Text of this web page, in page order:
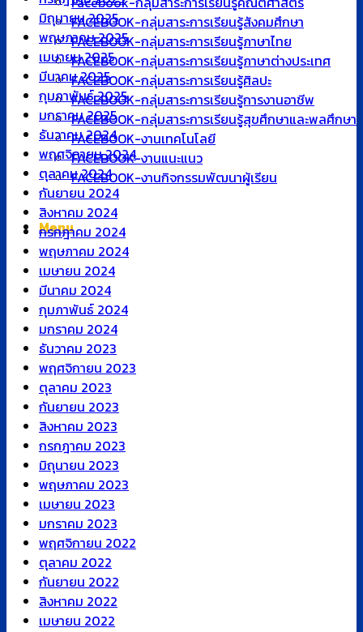
FACEBOOK-กลุ่มสาระการเรียนรู้สังคมศึกษา
FACEBOOK-กลุ่มสาระการเรียนรู้ภาษาไทย
FACEBOOK-กลุ่มสาระการเรียนรู้ภาษาต่างประเทศ
FACEBOOK-กลุ่มสาระการเรียนรู้ศิลปะ
FACEBOOK-กลุ่มสาระการเรียนรู้การงานอาชีพ
FACEBOOK-กลุ่มสาระการเรียนรู้สุขศึกษาและพลศึกษา
FACEBOOK-งานเทคโนโลยี
FACEBOOK-งานแนะแนว
FACEBOOK-งานกิจกรรมพัฒนาผู้เรียน
Menu
มิถุนายน 2025
พฤษภาคม 2025
เมษายน 2025
มีนาคม 2025
กุมภาพันธ์ 2025
มกราคม 2025
ธันวาคม 2024
พฤศจิกายน 2024
ตุลาคม 2024
กันยายน 2024
สิงหาคม 2024
กรกฎาคม 2024
พฤษภาคม 2024
เมษายน 2024
มีนาคม 2024
กุมภาพันธ์ 2024
มกราคม 2024
ธันวาคม 2023
พฤศจิกายน 2023
ตุลาคม 2023
กันยายน 2023
สิงหาคม 2023
กรกฎาคม 2023
มิถุนายน 2023
พฤษภาคม 2023
เมษายน 2023
มกราคม 2023
พฤศจิกายน 2022
ตุลาคม 2022
กันยายน 2022
สิงหาคม 2022
เมษายน 2022